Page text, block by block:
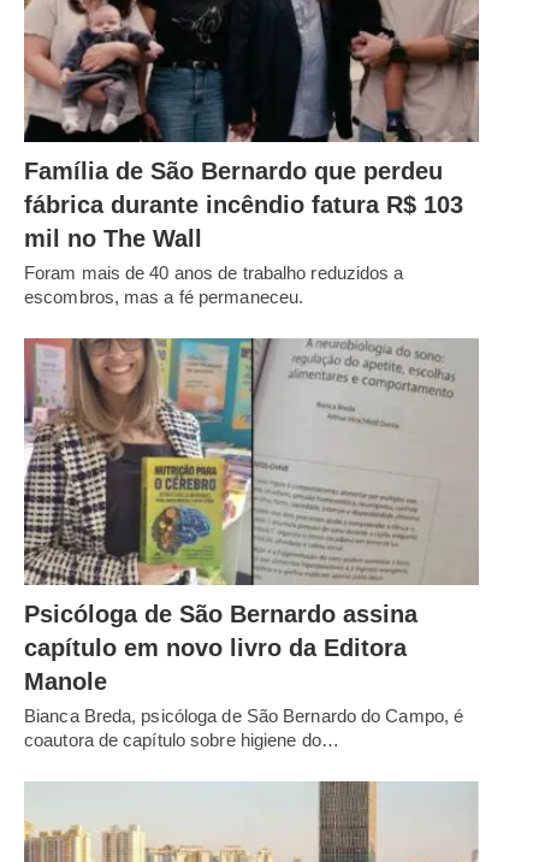
Família de São Bernardo que perdeu
fábrica durante incêndio fatura R$ 103
mil no The Wall
Foram mais de 40 anos de trabalho reduzidos a
escombros, mas a fé permaneceu.
Psicóloga de São Bernardo assina
capítulo em novo livro da Editora
Manole
Bianca Breda, psicóloga de São Bernardo do Campo, é
coautora de capítulo sobre higiene do…